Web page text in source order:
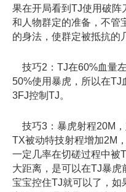
果在开局看到TJ使用破阵
和人物群定的准备，不管
的身法，使群定被抵抗的
技巧2：TJ在60%血量
50%使用暴虎，所以在TJ
3FJ控制TJ。
技巧3：暴虎射程20M
TX被动特技射程增加2M
一定几率在切磋过程中被
大距离，是可以在TJ暴虎
宝宝控住TJ就可以了，如